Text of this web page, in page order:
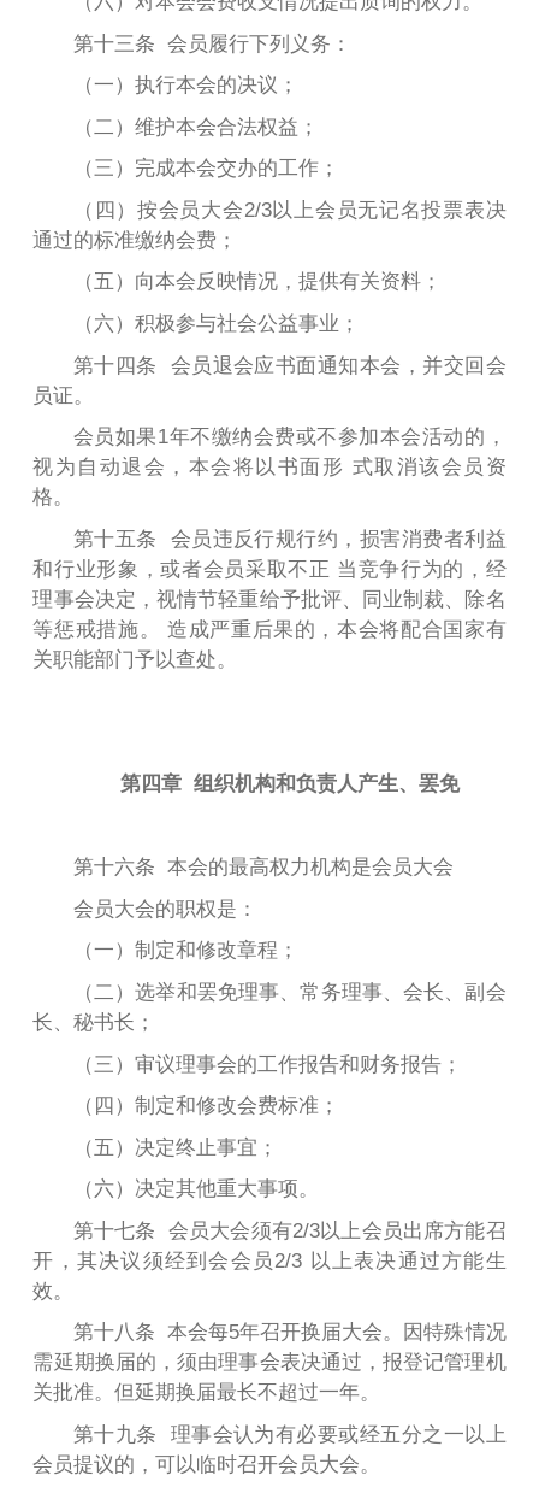
第十三条 会员履行下列义务：
（一 ）执行本会的决议；
（ 二 ） 维护本会合法权益；
（三 ） 完成本会交办的工作；
（ 四 ）按会员大会2/3以上会员无记名投票表决
通过的标准缴纳会费；
（ 五 ） 向本会反映情况，提供有关资料；
（ 六） 积极参与社会公益事业；
第十四条 会员退会应书面通知本会，并交回会
员证。
会员如果1年不缴纳会费或不参加本会活动的，
视为自动退会，本会将以书面形 式取消该会员资
格。
第十五条 会员违反行规行约，损害消费者利益
和行业形象，或者会员采取不正 当竞争行为的，经
理事会决定，视情节轻重给予批评、同业制裁、除名
等惩戒措施。 造成严重后果的，本会将配合国家有
关职能部门予以查处。
第四章 组织机构和负责人产生、罢免
第十六条 本会的最高权力机构是会员大会
会员大会的职权是：
（一）制定和修改章程；
（二 ）选举和罢免理事、常务理事、会长、副会
长、秘书长；
（三）审议理事会的工作报告和财务报告；
（四）制定和修改会费标准；
（五）决定终止事宜；
（六）决定其他重大事项。
第十七条 会员大会须有2/3以上会员出席方能召
开，其决议须经到会会员2/3 以上表决通过方能生
效。
第十八条 本会每5年召开换届大会。因特殊情况
需延期换届的，须由理事会表决通过，报登记管理机
关批准。但延期换届最长不超过一年。
第十九条 理事会认为有必要或经五分之一以上
会员提议的，可以临时召开会员大会。